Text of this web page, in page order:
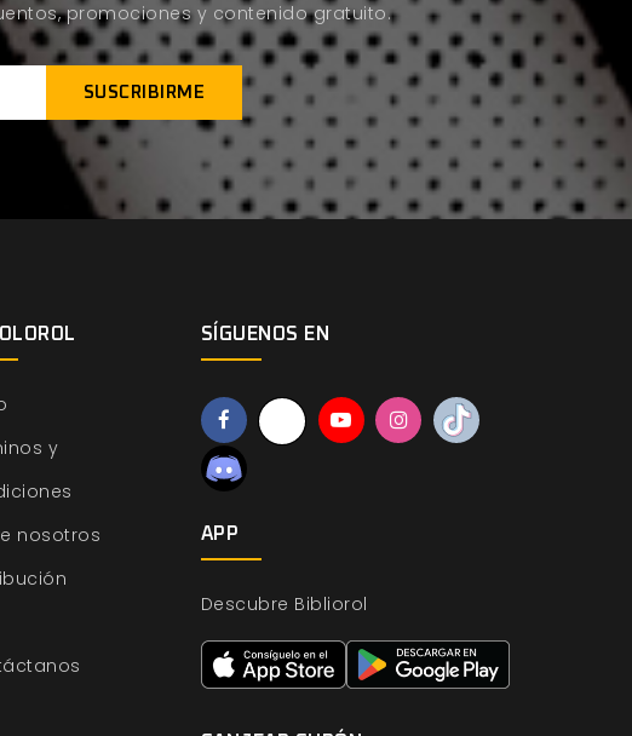
promociones y contenido gratuito.
y
nosotros
SÍGUENOS EN
APP
Descubre Bibliorol